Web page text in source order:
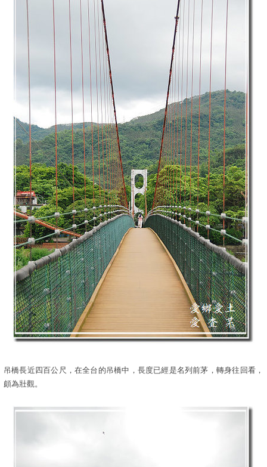
吊橋長近四百公尺，在全台的吊橋中，長度已經是名列前茅，轉身往回看，
頗為壯觀。